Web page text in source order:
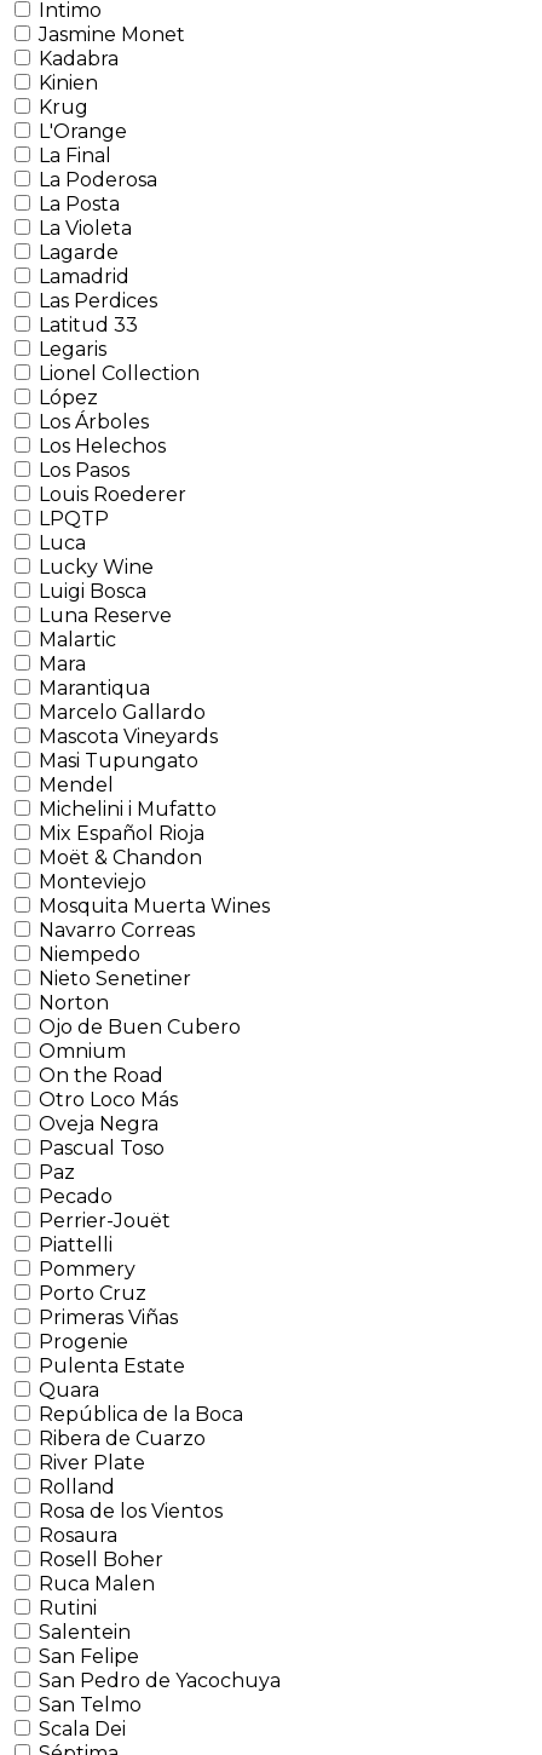
Intimo
Jasmine Monet
Kadabra
Kinien
Krug
L'Orange
La Final
La Poderosa
La Posta
La Violeta
Lagarde
Lamadrid
Las Perdices
Latitud 33
Legaris
Lionel Collection
López
Los Árboles
Los Helechos
Los Pasos
Louis Roederer
LPQTP
Luca
Lucky Wine
Luigi Bosca
Luna Reserve
Malartic
Mara
Marantiqua
Marcelo Gallardo
Mascota Vineyards
Masi Tupungato
Mendel
Michelini i Mufatto
Mix Español Rioja
Moët & Chandon
Monteviejo
Mosquita Muerta Wines
Navarro Correas
Niempedo
Nieto Senetiner
Norton
Ojo de Buen Cubero
Omnium
On the Road
Otro Loco Más
Oveja Negra
Pascual Toso
Paz
Pecado
Perrier-Jouët
Piattelli
Pommery
Porto Cruz
Primeras Viñas
Progenie
Pulenta Estate
Quara
República de la Boca
Ribera de Cuarzo
River Plate
Rolland
Rosa de los Vientos
Rosaura
Rosell Boher
Ruca Malen
Rutini
Salentein
San Felipe
San Pedro de Yacochuya
San Telmo
Scala Dei